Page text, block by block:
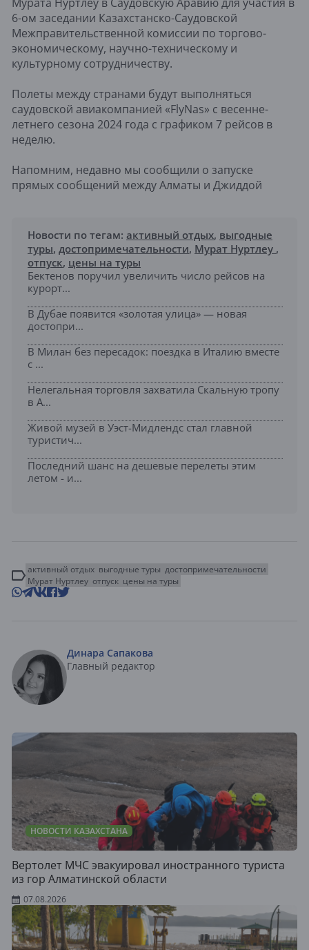
6-ом заседании Казахстанско-Саудовской
Межправительственной комиссии по торгово-
экономическому, научно-техническому и
культурному сотрудничеству.
Полеты между странами будут выполняться
саудовской авиакомпанией «FlyNas» с весенне-
летнего сезона 2024 года с графиком 7 рейсов в
неделю.
Напомним, недавно мы сообщили о запуске
прямых сообщений между Алматы и Джиддой
Новости по тегам: активный отдых, выгодные
туры, достопримечательности, Мурат Нуртлеу ,
отпуск, цены на туры
Бектенов поручил увеличить число рейсов на
курорт...
В Дубае появится «золотая улица» — новая
достопри...
В Милан без пересадок: поездка в Италию вместе
с ...
Нелегальная торговля захватила Скальную тропу
в А...
Живой музей в Уэст-Мидлендс стал главной
туристич...
Последний шанс на дешевые перелеты этим
летом - и...
активный отдых выгодные туры достопримечательности
Мурат Нуртлеу отпуск цены на туры
Динара Сапакова
Главный редактор
НОВОСТИ КАЗАХСТАНА
Вертолет МЧС эвакуировал иностранного туриста
из гор Алматинской области
07.08.2026